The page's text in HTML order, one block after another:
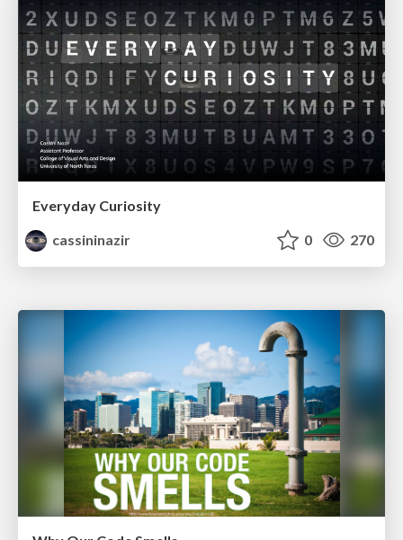
Everyday Curiosity
cassininazir
0 270